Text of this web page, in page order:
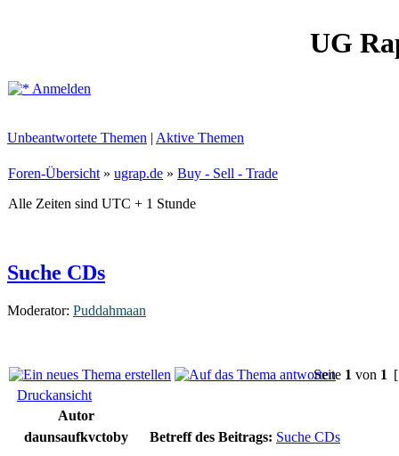
UG
Anmelden
Unbeantwortete Themen | Aktive Themen
Foren-Übersicht » ugrap.de » Buy - Sell - Trade
Alle Zeiten sind UTC + 1 Stunde
Suche CDs
Moderator: Puddahmaan
Seite 1 von 1
Druckansicht
Autor
daunsaufkvctoby
Betreff des Beitrags: Suche CDs